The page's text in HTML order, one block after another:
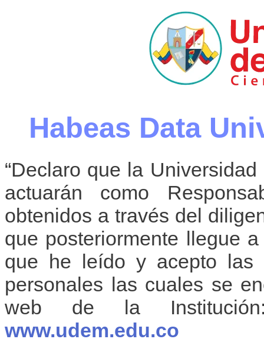
Habeas Data
“Declaro que la
actuarán como
obtenidos a través del
que posteriormente llegue
que he leído y acepto las
personales las cuales se
web de la
www.udem.edu.co